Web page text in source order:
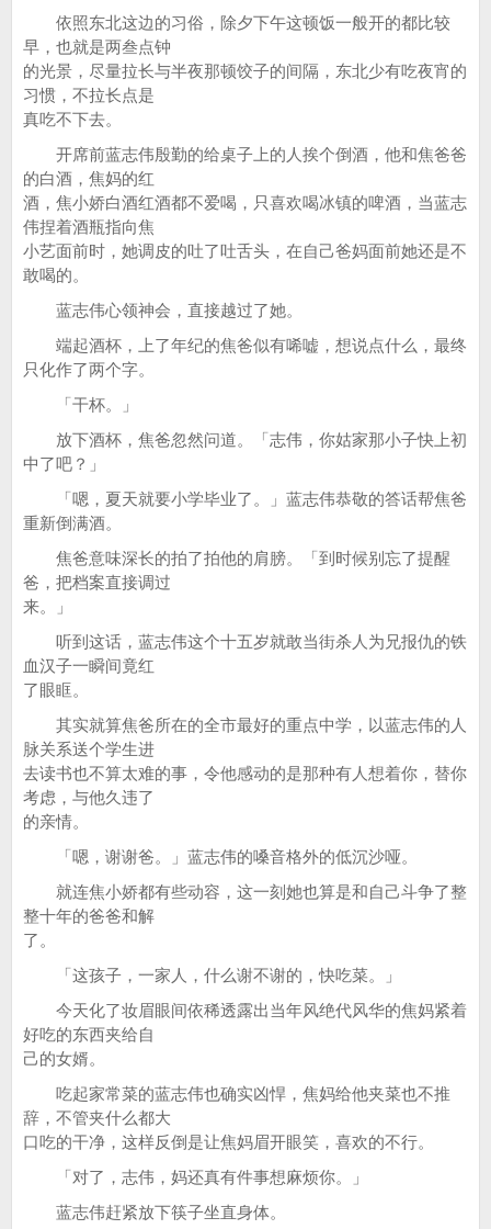
依照东北这边的习俗，除夕下午这顿饭一般开的都比较
早，也就是两叁点钟
的光景，尽量拉长与半夜那顿饺子的间隔，东北少有吃夜宵的
习惯，不拉长点是
真吃不下去。
开席前蓝志伟殷勤的给桌子上的人挨个倒酒，他和焦爸爸
的白酒，焦妈的红
酒，焦小娇白酒红酒都不爱喝，只喜欢喝冰镇的啤酒，当蓝志
伟捏着酒瓶指向焦
小艺面前时，她调皮的吐了吐舌头，在自己爸妈面前她还是不
敢喝的。
蓝志伟心领神会，直接越过了她。
端起酒杯，上了年纪的焦爸似有唏嘘，想说点什么，最终
只化作了两个字。
「干杯。」
放下酒杯，焦爸忽然问道。「志伟，你姑家那小子快上初
中了吧？」
「嗯，夏天就要小学毕业了。」蓝志伟恭敬的答话帮焦爸
重新倒满酒。
焦爸意味深长的拍了拍他的肩膀。「到时候别忘了提醒
爸，把档案直接调过
来。」
听到这话，蓝志伟这个十五岁就敢当街杀人为兄报仇的铁
血汉子一瞬间竟红
了眼眶。
其实就算焦爸所在的全市最好的重点中学，以蓝志伟的人
脉关系送个学生进
去读书也不算太难的事，令他感动的是那种有人想着你，替你
考虑，与他久违了
的亲情。
「嗯，谢谢爸。」蓝志伟的嗓音格外的低沉沙哑。
就连焦小娇都有些动容，这一刻她也算是和自己斗争了整
整十年的爸爸和解
了。
「这孩子，一家人，什么谢不谢的，快吃菜。」
今天化了妆眉眼间依稀透露出当年风绝代风华的焦妈紧着
好吃的东西夹给自
己的女婿。
吃起家常菜的蓝志伟也确实凶悍，焦妈给他夹菜也不推
辞，不管夹什么都大
口吃的干净，这样反倒是让焦妈眉开眼笑，喜欢的不行。
「对了，志伟，妈还真有件事想麻烦你。」
蓝志伟赶紧放下筷子坐直身体。